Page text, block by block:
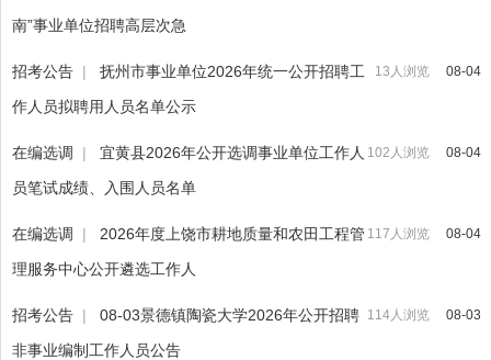
南”事业单位招聘高层次急
08-04
13人浏览
招考公告 |
抚州市事业单位2026年统一公开招聘工
作人员拟聘用人员名单公示
08-04
102人浏览
在编选调 |
宜黄县2026年公开选调事业单位工作人
员笔试成绩、入围人员名单
08-04
117人浏览
在编选调 |
2026年度上饶市耕地质量和农田工程管
理服务中心公开遴选工作人
08-03
114人浏览
招考公告 |
08-03景德镇陶瓷大学2026年公开招聘
非事业编制工作人员公告